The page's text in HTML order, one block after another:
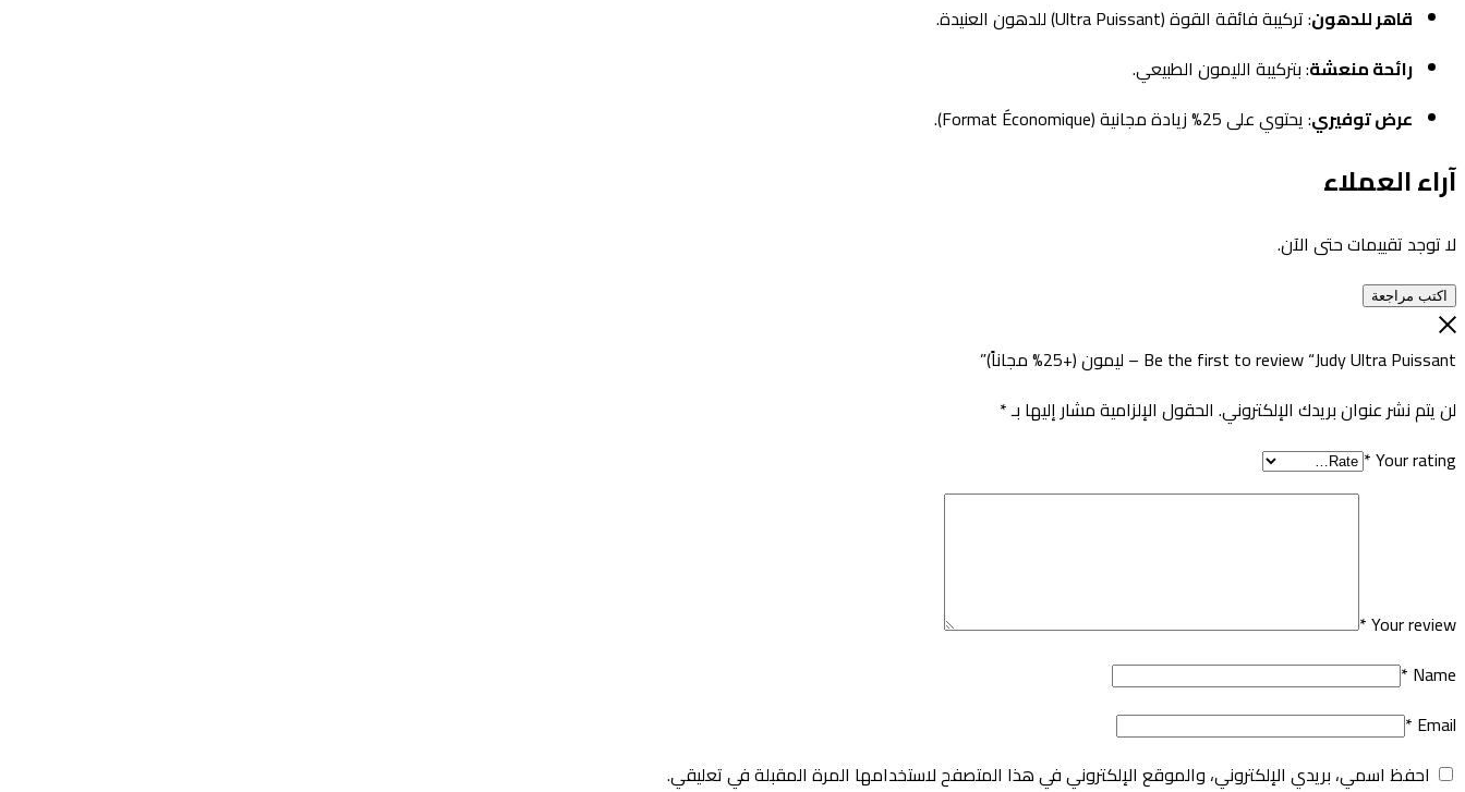
قاهر للدهون: تركيبة فائقة القوة (Ultra Puissant) للدهون العنيدة.
رائحة منعشة: بتركيبة الليمون الطبيعي.
عرض توفيري: يحتوي على 25% زيادة مجانية (Format Économique).
آراء العملاء
لا توجد تقييمات حتى الآن.
اكتب مراجعة
Be the first to review “Judy Ultra Puissant – ليمون (+25% مجاناً)”
لن يتم نشر عنوان بريدك الإلكتروني. الحقول الإلزامية مشار إليها بـ*
Your rating
*
Your review
*
Name
*
Email
*
احفظ اسمي، بريدي الإلكتروني، والموقع الإلكتروني في هذا المتصفح لاستخدامها المرة المقبلة في تعليقي.